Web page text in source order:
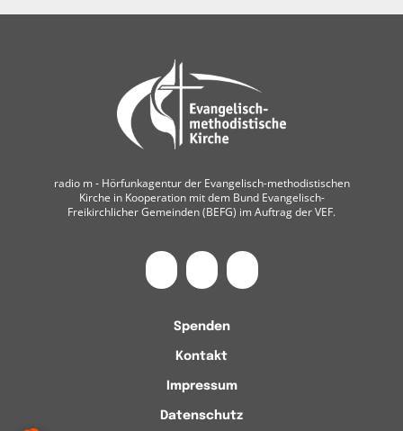
radio m ‐ Hörfunkagentur der Evangelisch-methodistischen
Kirche in Kooperation mit dem Bund Evangelisch-
Freikirchlicher Gemeinden (BEFG) im Auftrag der VEF.
Spenden
Kontakt
Impressum
Datenschutz